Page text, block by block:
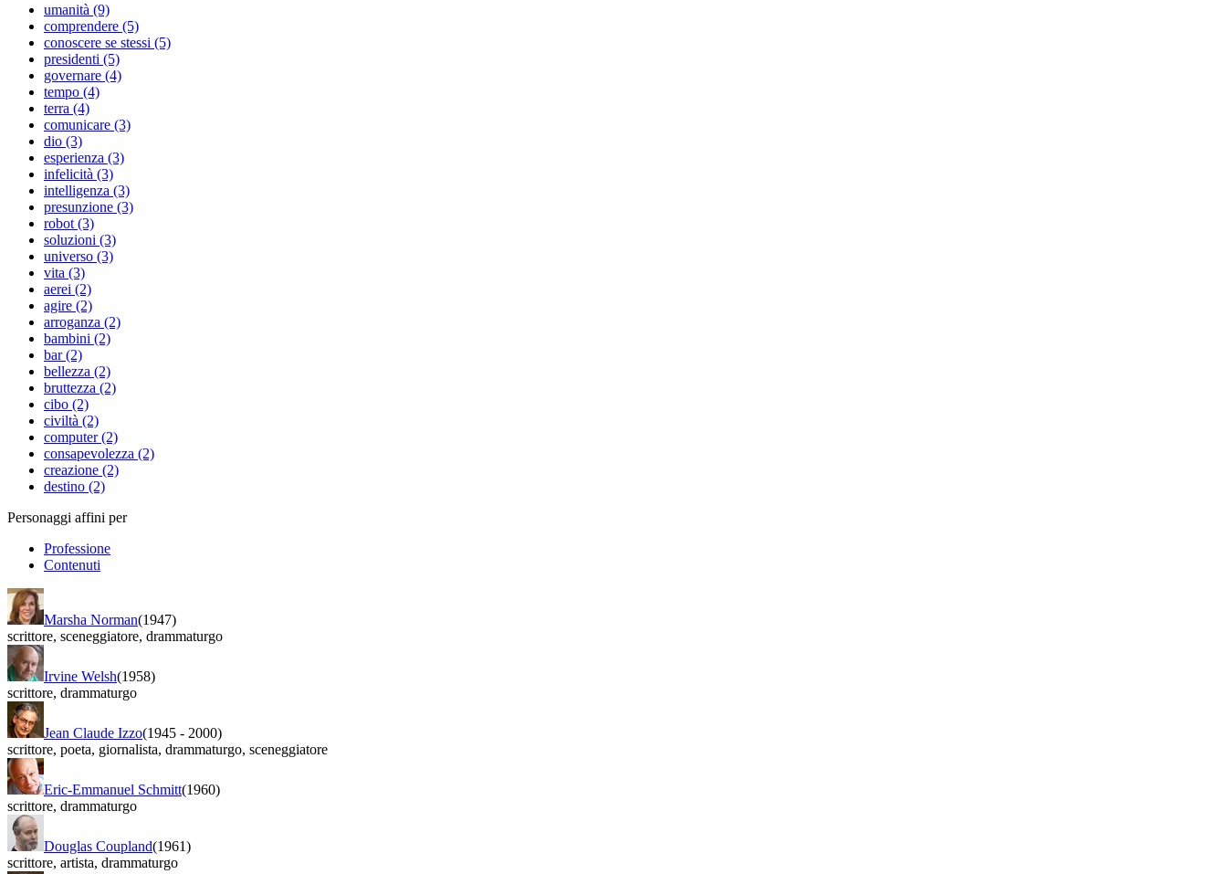
umanità (9)
comprendere (5)
conoscere se stessi (5)
presidenti (5)
governare (4)
tempo (4)
terra (4)
comunicare (3)
dio (3)
esperienza (3)
infelicità (3)
intelligenza (3)
presunzione (3)
robot (3)
soluzioni (3)
universo (3)
vita (3)
aerei (2)
agire (2)
arroganza (2)
bambini (2)
bar (2)
bellezza (2)
bruttezza (2)
cibo (2)
civiltà (2)
computer (2)
consapevolezza (2)
creazione (2)
destino (2)
Personaggi affini per
Professione
Contenuti
Marsha Norman(1947)
scrittore, sceneggiatore, drammaturgo
Irvine Welsh(1958)
scrittore, drammaturgo
Jean Claude Izzo(1945 - 2000)
scrittore, poeta, giornalista, drammaturgo, sceneggiatore
Eric-Emmanuel Schmitt(1960)
scrittore, drammaturgo
Douglas Coupland(1961)
scrittore, artista, drammaturgo